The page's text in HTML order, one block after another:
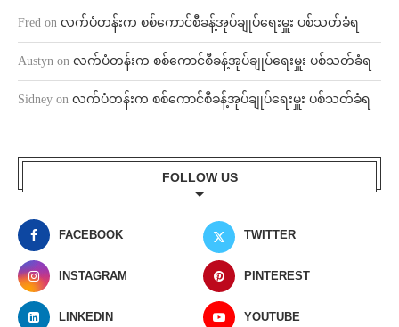
Fred on လက်ပံတန်းက စစ်ကောင်စီခန့်အုပ်ချုပ်ရေးမှူး ပစ်သတ်ခံရ
Austyn on လက်ပံတန်းက စစ်ကောင်စီခန့်အုပ်ချုပ်ရေးမှူး ပစ်သတ်ခံရ
Sidney on လက်ပံတန်းက စစ်ကောင်စီခန့်အုပ်ချုပ်ရေးမှူး ပစ်သတ်ခံရ
FOLLOW US
FACEBOOK TWITTER
INSTAGRAM PINTEREST
LINKEDIN YOUTUBE